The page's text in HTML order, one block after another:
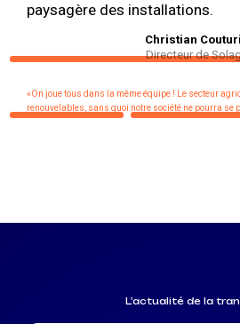
paysagère des installations.
«On joue tous dans la même équipe ! Le secteur
renouvelables, sans quoi notre société ne pourra se
Christian
Directeur de
L'actualité de la